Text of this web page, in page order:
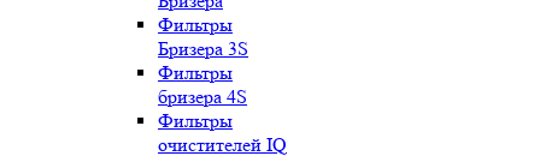
Фильтры
Бризера 3S
Фильтры
бризера 4S
Фильтры
очистителей IQ